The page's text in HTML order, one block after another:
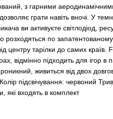
з гарними
дозволяє грати навіть вночі. У
ви активуєте світлодіод,
розходяться по
центру тарілки до самих країв.
відмінно підходить для ігор в
живиться від двох
підсвічування: червоний
які входять в комплект